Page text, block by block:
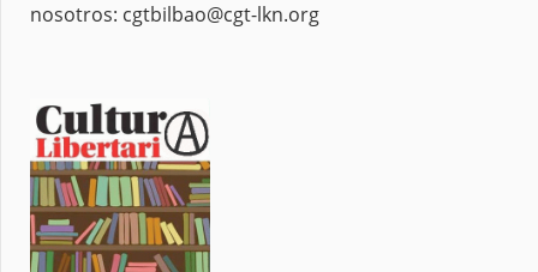
nosotros: cgtbilbao@cgt-lkn.org